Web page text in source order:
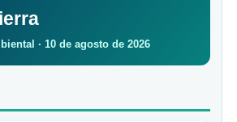
· 10 de agosto de 2026